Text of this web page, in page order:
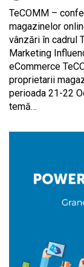
TeCOMM –
magazinelor
vânzări în cadrul
Marketing
eCommerce
proprietarii
perioada 21-22
temă…